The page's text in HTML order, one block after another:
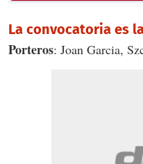
La convocatoria es
Porteros: Joan Garcia,